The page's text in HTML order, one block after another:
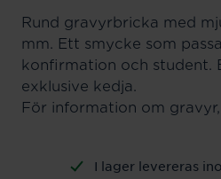
Rund gravyrbricka med
mm. Ett smycke som
konfirmation och student.
exklusive kedja.
För information om
I lager levereras